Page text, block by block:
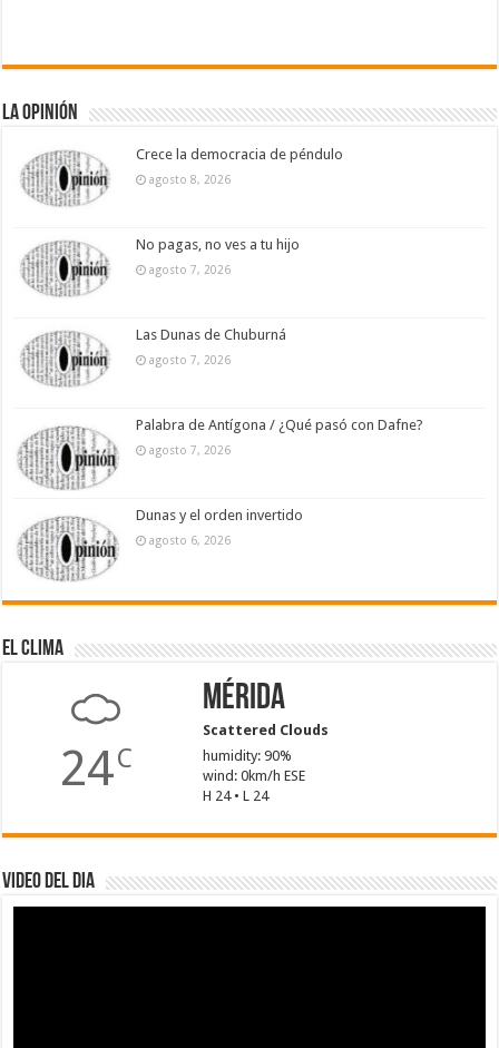
La Opinión
Crece la democracia de péndulo
agosto 8, 2026
No pagas, no ves a tu hijo
agosto 7, 2026
Las Dunas de Chuburná
agosto 7, 2026
Palabra de Antígona / ¿Qué pasó con Dafne?
agosto 7, 2026
Dunas y el orden invertido
agosto 6, 2026
El Clima
24C
Mérida
Scattered Clouds
humidity: 90%
wind: 0km/h ESE
H 24 • L 24
Video del dia